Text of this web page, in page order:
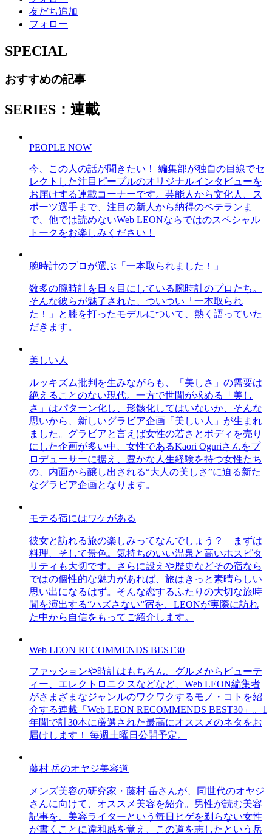
友だち追加
フォロー
SPECIAL
おすすめの記事
SERIES：連載
PEOPLE NOW
今、この人の話が聞きたい！ 編集部が独自の目線でセ
レクトした注目ピープルのオリジナルインタビューを
お届けする連載コーナーです。芸能人から文化人、ス
ポーツ選手まで、注目の新人から納得のベテランま
で、他では読めないWeb LEONならではのスペシャル
トークをお楽しみください！
腕時計のプロが選ぶ「一本取られました！」
数多の腕時計を日々目にしている腕時計のプロたち。
そんな彼らが魅了された、ついつい「一本取られ
た！」と膝を打ったモデルについて、熱く語っていた
だきます。
美しい人
ルッキズム批判を生みながらも、「美しさ」の需要は
絶えることのない現代。一方で世間が求める「美し
さ」はパターン化し、形骸化してはいないか、そんな
思いから、新しいグラビア企画「美しい人」が生まれ
ました。グラビアと言えば女性の若さとボディを売り
にした企画が多い中、女性であるKaori Oguriさんをプ
ロデューサーに据え、豊かな人生経験を持つ女性たち
の、内面から醸し出される“大人の美しさ”に迫る新た
なグラビア企画となります。
モテる宿にはワケがある
彼女と訪れる旅の楽しみってなんでしょう？ まずは
料理、そして景色。気持ちのいい温泉と高いホスピタ
リティも大切です。さらに設えや歴史などその宿なら
ではの個性的な魅力があれば、旅はきっと素晴らしい
思い出になるはず。そんな恋するふたりの大切な旅時
間を演出する“ハズさない”宿を、LEONが実際に訪れ
た中から自信をもってご紹介します。
Web LEON RECOMMENDS BEST30
ファッションや時計はもちろん、グルメからビューテ
ィー、エレクトロニクスなどなど、Web LEON編集者
がさまざまなジャンルのワクワクするモノ・コトを紹
介する連載「Web LEON RECOMMENDS BEST30」。1
年間で計30本に厳選された最高にオススメのネタをお
届けします！ 毎週土曜日公開予定。
藤村 岳のオヤジ美容道
メンズ美容の研究家・藤村 岳さんが、同世代のオヤジ
さんに向けて、オススメ美容を紹介。男性が読む美容
記事を、美容ライターという毎日ヒゲを剃らない女性
が書くことに違和感を覚え、この道を志したという岳